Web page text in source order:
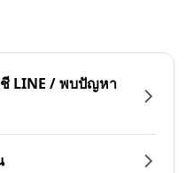
LINE / พบปัญหา